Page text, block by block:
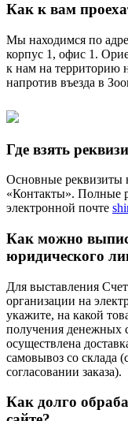
Как к вам
Мы находимся по
корпус 1, офис 1.
к нам на территорию
напротив въезда в
Где взять
Основные реквизиты
«Контакты». Полные
электронной почте
Как можно
юридического
Для выставления
организации на
укажите, на какой
получения денежных
осуществлена
самовывоз со склада
согласовании заказа).
Как долго